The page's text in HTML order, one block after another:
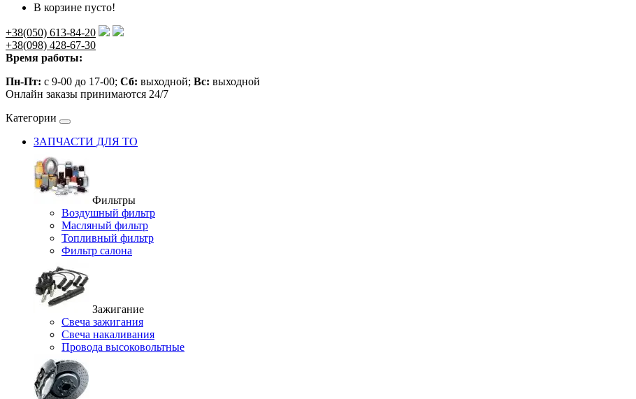
В корзине пусто!
+38(050) 613-84-20
+38(098) 428-67-30
Время работы:
Пн-Пт: с 9-00 до 17-00; Сб: выходной; Вс: выходной
Онлайн заказы принимаются 24/7
Категории
ЗАПЧАСТИ ДЛЯ ТО
Фильтры
Воздушный фильтр
Масляный фильтр
Топливный фильтр
Фильтр салона
Зажигание
Свеча зажигания
Свеча накаливания
Провода высоковольтные